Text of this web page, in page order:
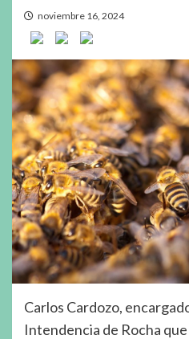
noviembre 16, 2024
Carlos Cardozo,
Intendencia de Rocha